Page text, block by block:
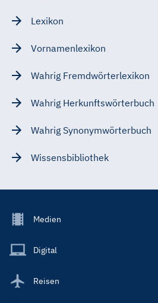
Lexikon
Vornamenlexikon
Wahrig Fremdwörterlexikon
Wahrig Herkunftswörterbuch
Wahrig Synonymwörterbuch
Wissensbibliothek
Footer
Main
Medien
Digital
Reisen